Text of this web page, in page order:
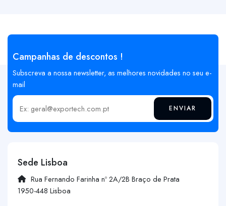
Campanhas de descontos !
Subscreva a nossa newsletter, as melhores novidades no seu e-
mail
Insira o seu email ENVIAR
Sede Lisboa
Rua Fernando Farinha nº 2A/2B Braço de Prata
1950-448 Lisboa